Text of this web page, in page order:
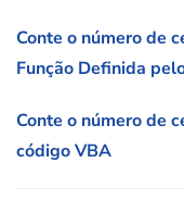
Conte o número de
Função Definida
Conte o número de
código VBA